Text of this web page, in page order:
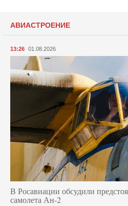
АВИАСТРОЕНИЕ
13:26 01.08.2026
В Росавиации обсудили
самолета Ан-2